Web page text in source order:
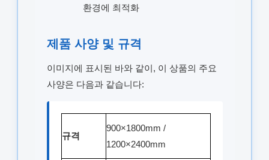
환경에 최적화
제품 사양 및 규격
이미지에 표시된 바와 같이, 이 상품의 주요
사양은 다음과 같습니다:
규격
900×1800mm /
1200×2400mm